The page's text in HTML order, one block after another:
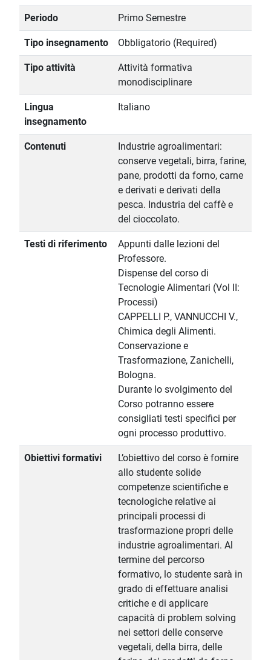
Periodo Primo Semestre
Tipo insegnamento Obbligatorio (Required)
Tipo attività
Attività formativa
monodisciplinare
Lingua
insegnamento
Italiano
Contenuti
Industrie agroalimentari:
conserve vegetali, birra, farine,
pane, prodotti da forno, carne
e derivati e derivati della
pesca. Industria del caffè e
del cioccolato.
Testi di riferimento
Appunti dalle lezioni del
Professore.
Dispense del corso di
Tecnologie Alimentari (Vol II:
Processi)
CAPPELLI P., VANNUCCHI V.,
Chimica degli Alimenti.
Conservazione e
Trasformazione, Zanichelli,
Bologna.
Durante lo svolgimento del
Corso potranno essere
consigliati testi specifici per
ogni processo produttivo.
Obiettivi formativi
L’obiettivo del corso è fornire
allo studente solide
competenze scientifiche e
tecnologiche relative ai
principali processi di
trasformazione propri delle
industrie agroalimentari. Al
termine del percorso
formativo, lo studente sarà in
grado di effettuare analisi
critiche e di applicare
capacità di problem solving
nei settori delle conserve
vegetali, della birra, delle